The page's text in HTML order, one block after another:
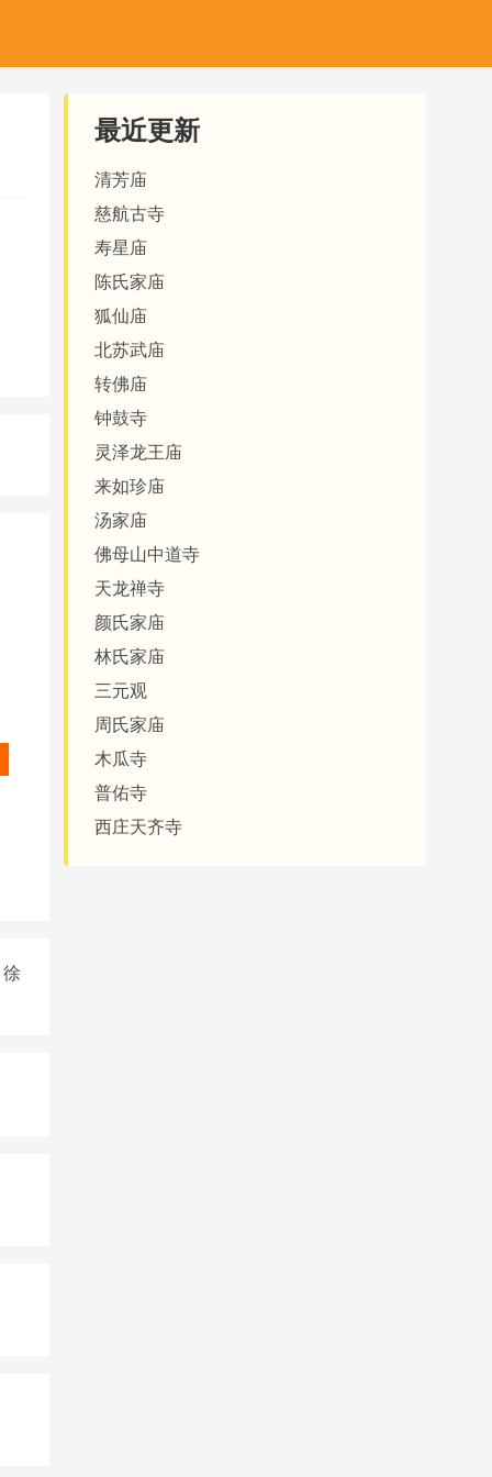
徐
最近更新
清芳庙
慈航古寺
寿星庙
陈氏家庙
狐仙庙
北苏武庙
转佛庙
钟鼓寺
灵泽龙王庙
来如珍庙
汤家庙
佛母山中道寺
天龙禅寺
颜氏家庙
林氏家庙
三元观
周氏家庙
木瓜寺
普佑寺
西庄天齐寺